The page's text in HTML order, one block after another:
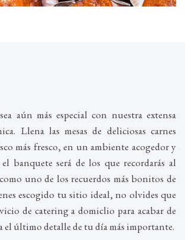
aún más especial con nuestra extensa
Llena las mesas de deliciosas carnes
más fresco, en un ambiente acogedor y
banquete será de los que recordarás al
uno de los recuerdos más bonitos de
escogido tu sitio ideal, no olvides que
de catering a domiclio para acabar de
el último detalle de tu día más importante.